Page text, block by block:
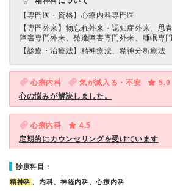
【専門医・資格】 心療内科専門医
【専門外来】 物忘れ外来・認知症外来、思
障害専門外来、発達障害専門外来、睡眠専
【診療・治療法】 精神療法、精神分析療法
心療内科 気が滅入る・不安
5.0
心の悩みが解決しました。
心療内科
4.5
定期的にカウンセリングを受けています
診療科目：
精神科 、内科、神経内科、心療内科